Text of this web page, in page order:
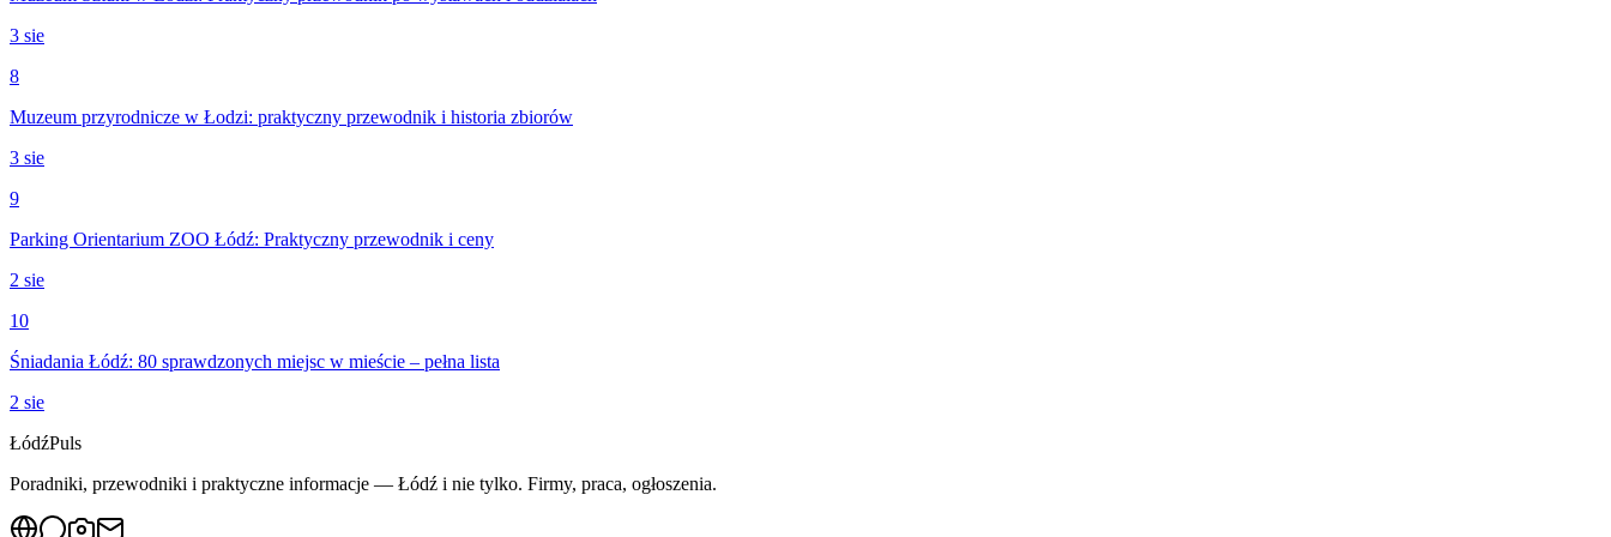
3 sie
8
Muzeum przyrodnicze w Łodzi: praktyczny przewodnik i historia zbiorów
3 sie
9
Parking Orientarium ZOO Łódź: Praktyczny przewodnik i ceny
2 sie
10
Śniadania Łódź: 80 sprawdzonych miejsc w mieście – pełna lista
2 sie
ŁódźPuls
Poradniki, przewodniki i praktyczne informacje — Łódź i nie tylko. Firmy, praca, ogłoszenia.